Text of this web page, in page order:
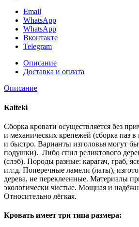
Email
WhatsApp
WhatsApp
Вконтакте
Telegram
Описание
Доставка и оплата
Описание
Kaiteki
Сборка кровати осуществляется без
и механических крепежей (сборка паз в
и быстро. Варианты изголовья могут
подушки). Либо спил реликтового
(слэб). Породы разные: карагач, граб,
и.т.д. Поперечные ламели (латы),
дерева, не переклеенные. Материалы
экологически чистые. Мощная и
Относительно лёгкая.
Кровать имеет три типа размера: